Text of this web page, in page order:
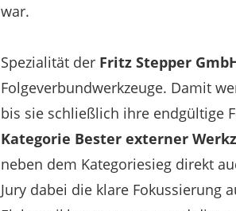
war.
Spezialität der Fritz Stepper
Folgeverbundwerkzeuge. Damit
bis sie schließlich ihre endgültige
Kategorie Bester externer
neben dem Kategoriesieg direkt
Jury dabei die klare Fokussierung